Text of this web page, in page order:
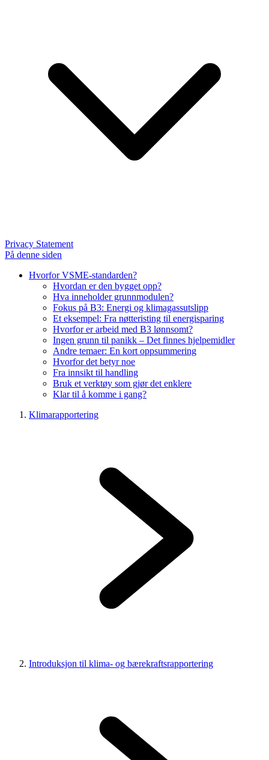
Privacy Statement
På denne siden
Hvorfor VSME-standarden?
Hvordan er den bygget opp?
Hva inneholder grunnmodulen?
Fokus på B3: Energi og klimagassutslipp
Et eksempel: Fra nøtteristing til energisparing
Hvorfor er arbeid med B3 lønnsomt?
Ingen grunn til panikk – Det finnes hjelpemidler
Andre temaer: En kort oppsummering
Hvorfor det betyr noe
Fra innsikt til handling
Bruk et verktøy som gjør det enklere
Klar til å komme i gang?
Klimarapportering
Introduksjon til klima- og bærekraftsrapportering